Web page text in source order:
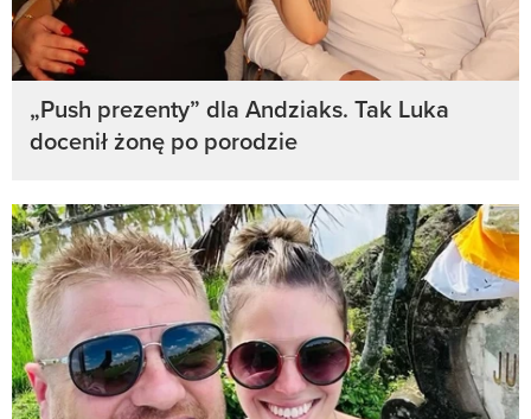
„Push prezenty” dla Andziaks. Tak Luka
docenił żonę po porodzie